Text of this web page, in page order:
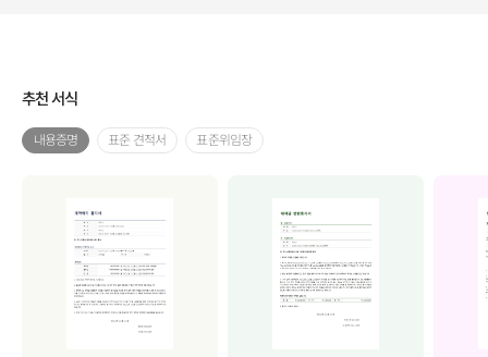
추천 서식
내용증명 표준 견적서 표준위임장